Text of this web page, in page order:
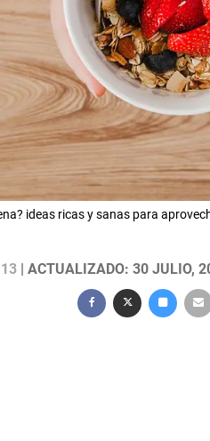
ideas ricas y sanas para
| ACTUALIZADO: 30 JULIO,